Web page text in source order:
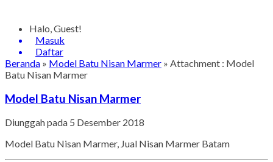
Halo, Guest!
Masuk
Daftar
Beranda » Model Batu Nisan Marmer » Attachment : Model
Batu Nisan Marmer
Model Batu Nisan Marmer
Diunggah pada 5 Desember 2018
Model Batu Nisan Marmer, Jual Nisan Marmer Batam